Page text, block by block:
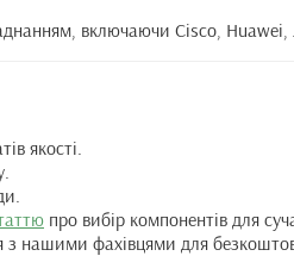
включаючи Cisco, Huawei,
якості.
про вибір компонентів для
з нашими фахівцями для